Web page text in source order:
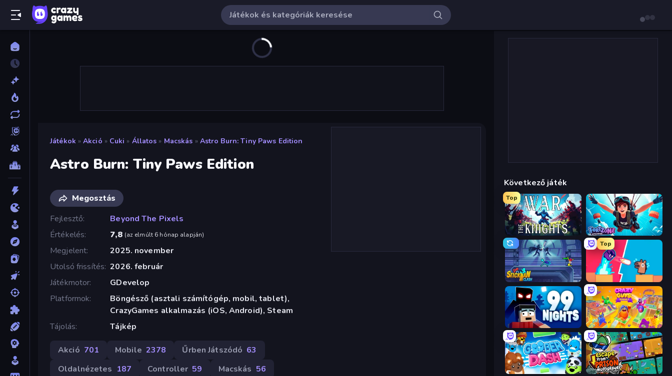
Játékok » Akció » Cuki » Állatos » Macskás » Astro Burn: Tiny Paws Edition
Astro Burn: Tiny Paws Edition
Megosztás
Fejlesztő
Beyond The Pixels
Értékelés
7,8 (az elmúlt 6 hónap alapján)
Megjelent
2025. november
Utolsó frissítés 2026. február
Játékmotor
GDevelop
Platformok
Böngésző (asztali számítógép, mobil, tablet),
CrazyGames alkalmazás (iOS, Android), Steam
Tájolás
Tájkép
Akció 701 Mobile 2378 Űrben Játszódó 63
Oldalnézetes 187 Controller 59 Macskás 56
Következő játék
Top
War the Knights Fortzone Battle Royale
Stickman Clash
Top
Boom Slingers ReBoom
99 Nights (Bloxd.io) Crazy Guys
Goober Dash Escape From Prison Multiplayer